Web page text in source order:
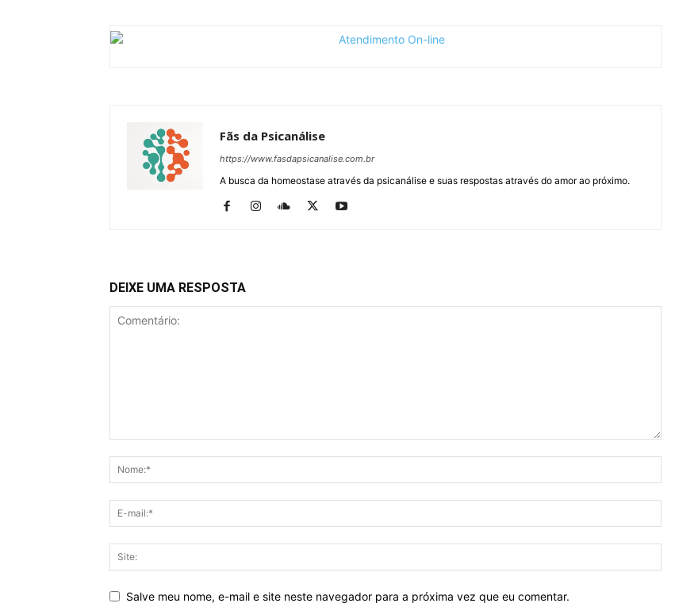
Fãs da Psicanálise
https://www.fasdapsicanalise.com.br
A busca da homeostase através da psicanálise e suas respostas através do amor ao próximo.
DEIXE UMA RESPOSTA
Salve meu nome, e-mail e site neste navegador para a próxima vez que eu comentar.